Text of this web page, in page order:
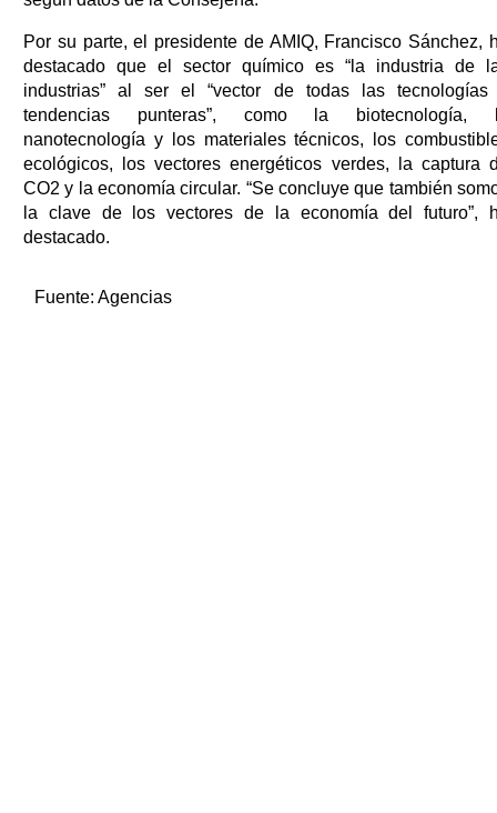
Por su parte, el presidente de AMIQ, Francisco Sánchez,
destacado que el sector químico es “la industria de
industrias” al ser el “vector de todas las tecnologías
tendencias punteras”, como la biotecnología,
nanotecnología y los materiales técnicos, los
ecológicos, los vectores energéticos verdes, la captura
CO2 y la economía circular. “Se concluye que también
la clave de los vectores de la economía del futuro”,
destacado.
Fuente: Agencias